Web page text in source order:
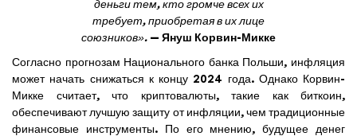
деньги тем, кто громче всех их
требует, приобретая в их лице
союзников». — Януш Корвин-Микке
Согласно прогнозам Национального банка Польши, инфляция
может начать снижаться к концу 2024 года. Однако Корвин-
Микке считает, что криптовалюты, такие как биткоин,
обеспечивают лучшую защиту от инфляции, чем традиционные
финансовые инструменты. По его мнению, будущее денег